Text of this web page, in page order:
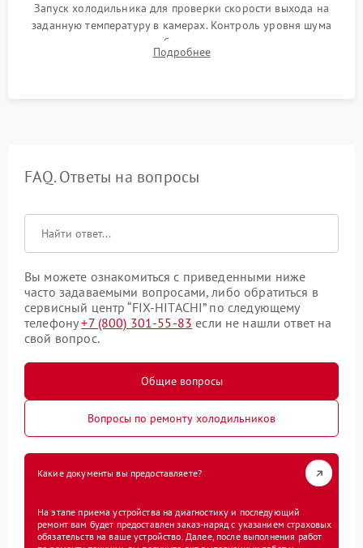
Запуск холодильника для проверки скорости выхода на
заданную температуру в камерах. Контроль уровня шума
компрессора, отсутствия обмерзания стенок и корректного
срабатывания системы автоматической оттайки.
Подробнее
FAQ. Ответы на вопросы
Вы можете ознакомиться с приведенными ниже
часто задаваемыми вопросами, либо обратиться в
сервисный центр “FIX-HITACHI” по следующему
телефону+7 (800) 301-55-83 если не нашли ответ на
свой вопрос.
Общие вопросы
Вопросы по ремонту холодильников
Какие документы вы предоставляете?
На этапе приема устройства на диагностику и последующий
ремонт вам будет предоставлен заказ-наряд с указанием страховых
обязательств на ваше устройство. Далее, после выполнения работ